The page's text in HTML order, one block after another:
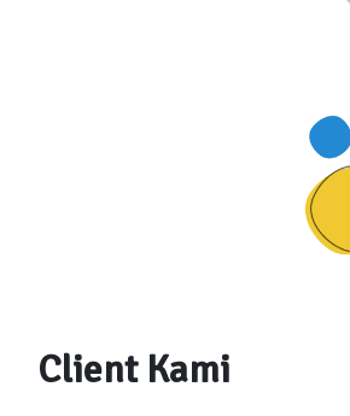
Client Kami